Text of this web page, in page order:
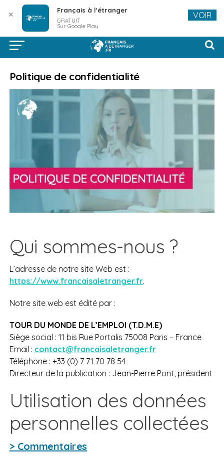
Politique de confidentialité
Qui sommes-nous ?
L’adresse de notre site Web est :
https://www.francaisaletranger.fr.
Notre site web est édité par :
TOUR DU MONDE DE L’EMPLOI (T.D.M.E)
Siège social : 11 bis Rue Portalis 75008 Paris – France
Email : contact@francaisaletranger.fr
Téléphone : +33 (0) 7 71 70 78 54
Directeur de la publication : Jean-Pierre Pont, président
Utilisation des données
personnelles collectées
> Commentaires
✕ Français à l'étranger
GRATUIT
Sur Google Play
VOIR